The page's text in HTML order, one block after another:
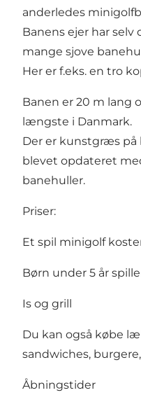
anderledes
Banens ejer har
mange sjove
Her er f.eks. en tro
Banen er 20 m lang
længste i Danmark.
Der er kunstgræs på
blevet opdateret
banehuller.
Priser:
Et spil minigolf
Børn under 5 år
Is og grill
Du kan også købe
sandwiches,
Åbningstider